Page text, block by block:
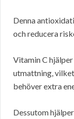
Denna
och reducera
Vitamin C
utmattning,
behöver extra
Dessutom